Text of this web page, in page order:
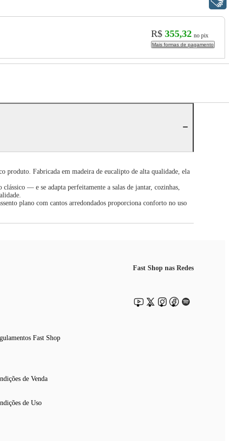
R$ 355,32 no pix
Mais formas de pagamento
produto. Fabricada em madeira de eucalipto de alta qualidade, ela
— e se adapta perfeitamente a salas de jantar, cozinhas,
plano com cantos arredondados proporciona conforto no uso
Fast Shop
de Venda
de Uso
Fast Shop nas Redes